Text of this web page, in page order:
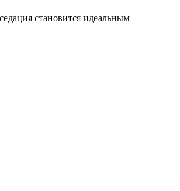
становится идеальным